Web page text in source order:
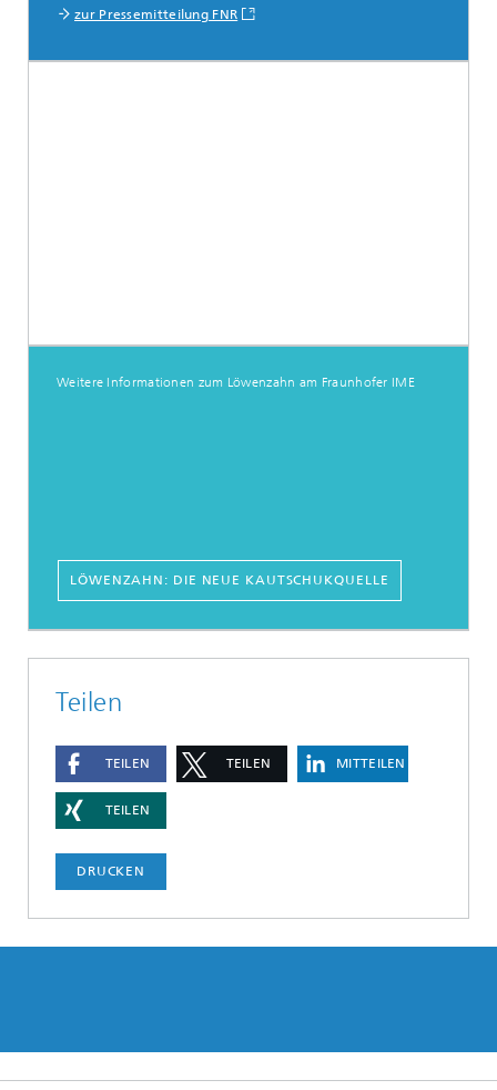
zur Pressemitteilung FNR
Weitere Informationen zum Löwenzahn am Fraunhofer IME
LÖWENZAHN: DIE NEUE KAUTSCHUKQUELLE
Teilen
TEILEN TEILEN MITTEILEN
TEILEN
DRUCKEN